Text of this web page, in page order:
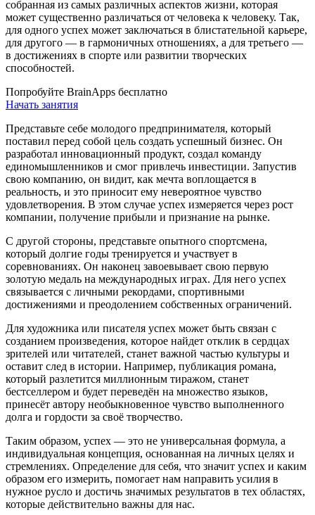
собранная из самых различных аспектов жизни, которая
может существенно различаться от человека к человеку. Так,
для одного успех может заключаться в блистательной карьере,
для другого — в гармоничных отношениях, а для третьего —
в достижениях в спорте или развитии творческих
способностей.
Попробуйте BrainApps бесплатно
Начать занятия
Представьте себе молодого предпринимателя, который
поставил перед собой цель создать успешный бизнес. Он
разработал инновационный продукт, создал команду
единомышленников и смог привлечь инвестиции. Запустив
свою компанию, он видит, как мечта воплощается в
реальность, и это приносит ему невероятное чувство
удовлетворения. В этом случае успех измеряется через рост
компании, получение прибыли и признание на рынке.
С другой стороны, представьте опытного спортсмена,
который долгие годы тренируется и участвует в
соревнованиях. Он наконец завоевывает свою первую
золотую медаль на международных играх. Для него успех
связывается с личными рекордами, спортивными
достижениями и преодолением собственных ограничений.
Для художника или писателя успех может быть связан с
созданием произведения, которое найдет отклик в сердцах
зрителей или читателей, станет важной частью культуры и
оставит след в истории. Например, публикация романа,
который разлетится миллионным тиражом, станет
бестселлером и будет переведён на множество языков,
принесёт автору необыкновенное чувство выполненного
долга и гордости за своё творчество.
Таким образом, успех — это не универсальная формула, а
индивидуальная концепция, основанная на личных целях и
стремлениях. Определение для себя, что значит успех и каким
образом его измерить, помогает нам направить усилия в
нужное русло и достичь значимых результатов в тех областях,
которые действительно важны для нас.